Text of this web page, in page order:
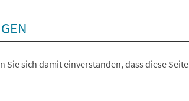
Sie sich damit einverstanden, dass diese Seite